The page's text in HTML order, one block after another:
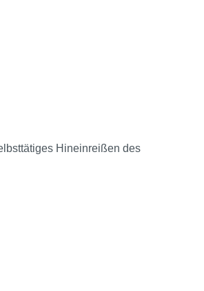
Hineinreißen des